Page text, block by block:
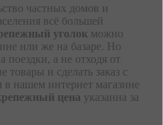
частных домов и
всё большей
уголокможно
или же на базаре. Но
поездки, а не отходя от
и сделать заказ с
нашем интернет магазине
цена указанна за